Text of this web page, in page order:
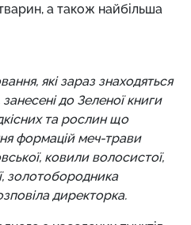
тварин, а також найбільша
які зараз знаходяться
до Зеленої книги
та рослин що
формацій меч-трави
ковили волосистої,
золотобородника
директорка.